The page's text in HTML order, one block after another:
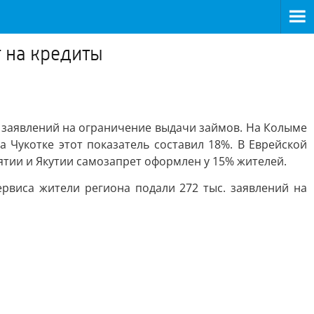
кредиты
на ограничение выдачи займов. На Колыме
этот показатель составил 18%. В Еврейской
и Якутии самозапрет оформлен у 15% жителей.
жители региона подали 272 тыс. заявлений на